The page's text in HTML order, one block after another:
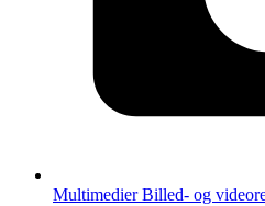
MultimedierBilled- og